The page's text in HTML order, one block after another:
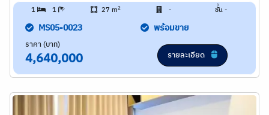
1 1 27 m2 - ชั้น -
MS05-0023 พร้อมขาย
ราคา (บาท)
4,640,000 รายละเอียด